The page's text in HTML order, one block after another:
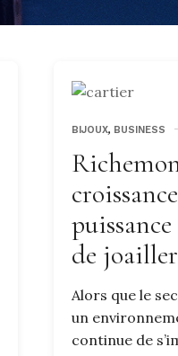
BIJOUX, BUSINESS
de
Alors que le
un
continue de